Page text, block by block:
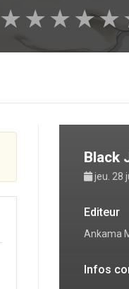
★
★
★
★
★
Black
jeu. 28
Editeur
Ankama
Infos